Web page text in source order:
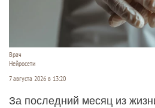
Врач
Нейросети
7 августа 2026 в 13:20
За последний месяц из